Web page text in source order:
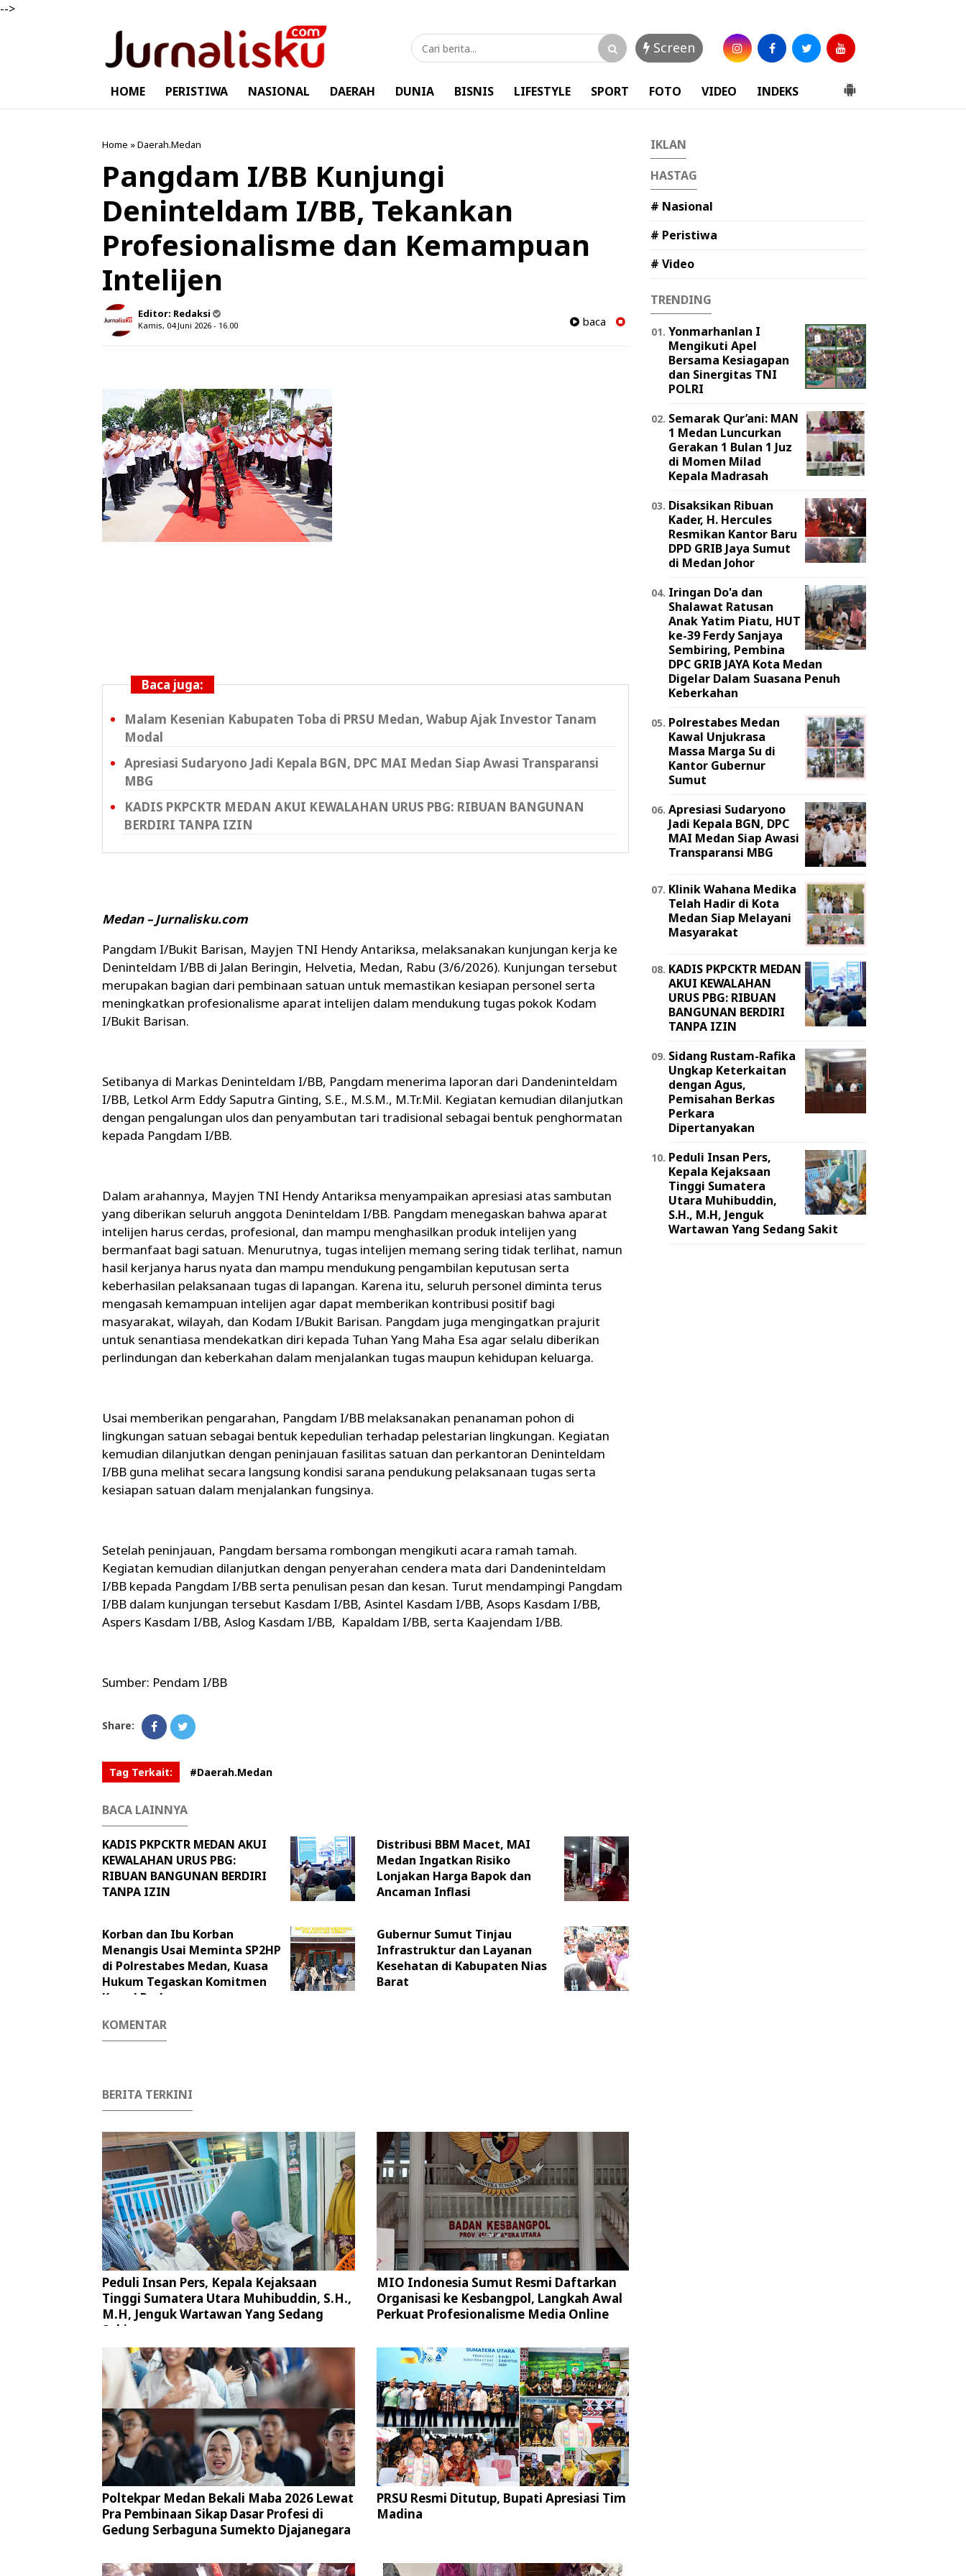
-->
Screen
HOME PERISTIWA NASIONAL DAERAH DUNIA BISNIS LIFESTYLE SPORT FOTO VIDEO INDEKS
Home »Daerah.Medan
Pangdam I/BB Kunjungi
Deninteldam I/BB, Tekankan
Profesionalisme dan Kemampuan
Intelijen
Editor: Redaksi
Kamis, 04 Juni 2026 - 16.00 baca
Baca juga:
Malam Kesenian Kabupaten Toba di PRSU Medan, Wabup Ajak Investor Tanam
Modal
Apresiasi Sudaryono Jadi Kepala BGN, DPC MAI Medan Siap Awasi Transparansi
MBG
KADIS PKPCKTR MEDAN AKUI KEWALAHAN URUS PBG: RIBUAN BANGUNAN
BERDIRI TANPA IZIN
Medan – Jurnalisku.com
Pangdam I/Bukit Barisan, Mayjen TNI Hendy Antariksa, melaksanakan kunjungan kerja ke
Deninteldam I/BB di Jalan Beringin, Helvetia, Medan, Rabu (3/6/2026). Kunjungan tersebut
merupakan bagian dari pembinaan satuan untuk memastikan kesiapan personel serta
meningkatkan profesionalisme aparat intelijen dalam mendukung tugas pokok Kodam
I/Bukit Barisan.
Setibanya di Markas Deninteldam I/BB, Pangdam menerima laporan dari Dandeninteldam
I/BB, Letkol Arm Eddy Saputra Ginting, S.E., M.S.M., M.Tr.Mil. Kegiatan kemudian dilanjutkan
dengan pengalungan ulos dan penyambutan tari tradisional sebagai bentuk penghormatan
kepada Pangdam I/BB.
Dalam arahannya, Mayjen TNI Hendy Antariksa menyampaikan apresiasi atas sambutan
yang diberikan seluruh anggota Deninteldam I/BB. Pangdam menegaskan bahwa aparat
intelijen harus cerdas, profesional, dan mampu menghasilkan produk intelijen yang
bermanfaat bagi satuan. Menurutnya, tugas intelijen memang sering tidak terlihat, namun
hasil kerjanya harus nyata dan mampu mendukung pengambilan keputusan serta
keberhasilan pelaksanaan tugas di lapangan. Karena itu, seluruh personel diminta terus
mengasah kemampuan intelijen agar dapat memberikan kontribusi positif bagi
masyarakat, wilayah, dan Kodam I/Bukit Barisan. Pangdam juga mengingatkan prajurit
untuk senantiasa mendekatkan diri kepada Tuhan Yang Maha Esa agar selalu diberikan
perlindungan dan keberkahan dalam menjalankan tugas maupun kehidupan keluarga.
Usai memberikan pengarahan, Pangdam I/BB melaksanakan penanaman pohon di
lingkungan satuan sebagai bentuk kepedulian terhadap pelestarian lingkungan. Kegiatan
kemudian dilanjutkan dengan peninjauan fasilitas satuan dan perkantoran Deninteldam
I/BB guna melihat secara langsung kondisi sarana pendukung pelaksanaan tugas serta
kesiapan satuan dalam menjalankan fungsinya.
Setelah peninjauan, Pangdam bersama rombongan mengikuti acara ramah tamah.
Kegiatan kemudian dilanjutkan dengan penyerahan cendera mata dari Dandeninteldam
I/BB kepada Pangdam I/BB serta penulisan pesan dan kesan. Turut mendampingi Pangdam
I/BB dalam kunjungan tersebut Kasdam I/BB, Asintel Kasdam I/BB, Asops Kasdam I/BB,
Aspers Kasdam I/BB, Aslog Kasdam I/BB, Kapaldam I/BB, serta Kaajendam I/BB.
Sumber: Pendam I/BB
Share:
Tag Terkait: #Daerah.Medan
BACA LAINNYA
KADIS PKPCKTR MEDAN AKUI
KEWALAHAN URUS PBG:
RIBUAN BANGUNAN BERDIRI
TANPA IZIN
Distribusi BBM Macet, MAI
Medan Ingatkan Risiko
Lonjakan Harga Bapok dan
Ancaman Inflasi
Korban dan Ibu Korban
Menangis Usai Meminta SP2HP
di Polrestabes Medan, Kuasa
Hukum Tegaskan Komitmen
Kawal Perkara
Gubernur Sumut Tinjau
Infrastruktur dan Layanan
Kesehatan di Kabupaten Nias
Barat
KOMENTAR
BERITA TERKINI
Peduli Insan Pers, Kepala Kejaksaan
Tinggi Sumatera Utara Muhibuddin, S.H.,
M.H, Jenguk Wartawan Yang Sedang
Sakit
MIO Indonesia Sumut Resmi Daftarkan
Organisasi ke Kesbangpol, Langkah Awal
Perkuat Profesionalisme Media Online
Poltekpar Medan Bekali Maba 2026 Lewat
Pra Pembinaan Sikap Dasar Profesi di
Gedung Serbaguna Sumekto Djajanegara
PRSU Resmi Ditutup, Bupati Apresiasi Tim
Madina
IKLAN
HASTAG
# Nasional
# Peristiwa
# Video
TRENDING
Yonmarhanlan I
Mengikuti Apel
Bersama Kesiagapan
dan Sinergitas TNI
POLRI
Semarak Qur’ani: MAN
1 Medan Luncurkan
Gerakan 1 Bulan 1 Juz
di Momen Milad
Kepala Madrasah
Disaksikan Ribuan
Kader, H. Hercules
Resmikan Kantor Baru
DPD GRIB Jaya Sumut
di Medan Johor
Iringan Do'a dan
Shalawat Ratusan
Anak Yatim Piatu, HUT
ke-39 Ferdy Sanjaya
Sembiring, Pembina
DPC GRIB JAYA Kota Medan
Digelar Dalam Suasana Penuh
Keberkahan
Polrestabes Medan
Kawal Unjukrasa
Massa Marga Su di
Kantor Gubernur
Sumut
Apresiasi Sudaryono
Jadi Kepala BGN, DPC
MAI Medan Siap Awasi
Transparansi MBG
Klinik Wahana Medika
Telah Hadir di Kota
Medan Siap Melayani
Masyarakat
KADIS PKPCKTR MEDAN
AKUI KEWALAHAN
URUS PBG: RIBUAN
BANGUNAN BERDIRI
TANPA IZIN
Sidang Rustam-Rafika
Ungkap Keterkaitan
dengan Agus,
Pemisahan Berkas
Perkara
Dipertanyakan
Peduli Insan Pers,
Kepala Kejaksaan
Tinggi Sumatera
Utara Muhibuddin,
S.H., M.H, Jenguk
Wartawan Yang Sedang Sakit